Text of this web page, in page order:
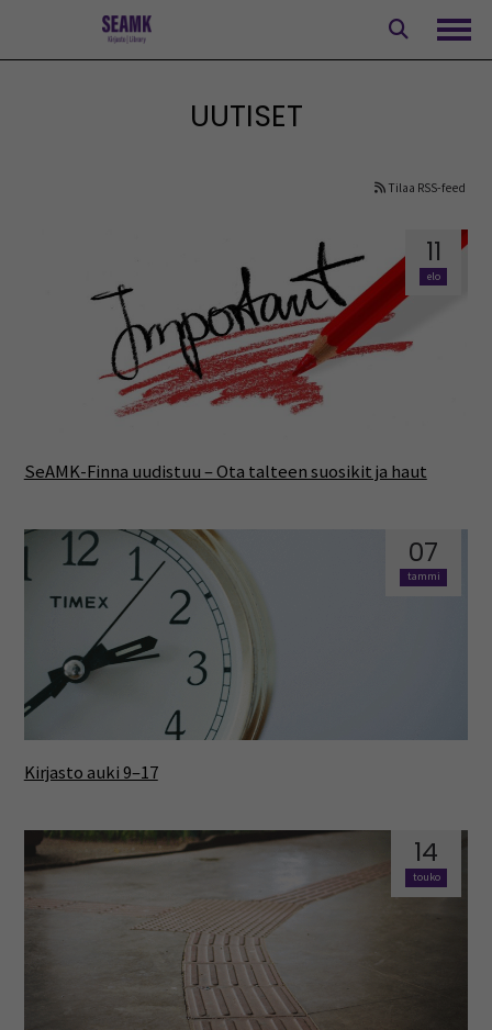
UUTISET
Tilaa RSS-feed
11
elo
SeAMK-Finna uudistuu – Ota talteen suosikit ja haut
07
tammi
Kirjasto auki 9–17
14
touko